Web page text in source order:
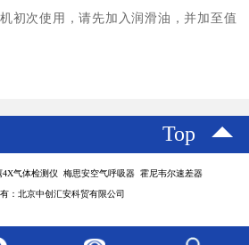
初次使用，请先加入润滑油，并加至值
Top
气体检测仪 梅思安空气呼吸器 霍尼韦尔速差器
：北京中创汇安科贸有限公司